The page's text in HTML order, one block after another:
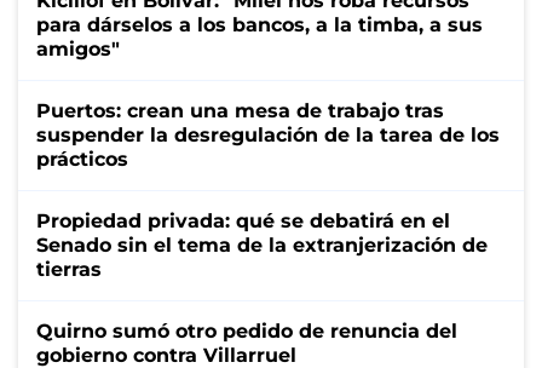
para dárselos a los bancos, a la timba, a sus
amigos"
Puertos: crean una mesa de trabajo tras
suspender la desregulación de la tarea de los
prácticos
Propiedad privada: qué se debatirá en el
Senado sin el tema de la extranjerización de
tierras
Quirno sumó otro pedido de renuncia del
gobierno contra Villarruel